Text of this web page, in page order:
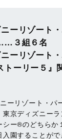
ーリゾート
３組６名
ーリゾート
トーリー５』
ーリゾート・パ
東京ディズニー
シー®のどちらか
入園することが